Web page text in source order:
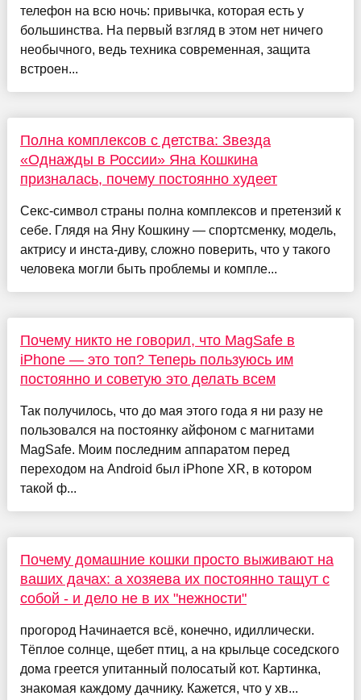
телефон на всю ночь: привычка, которая есть у
большинства. На первый взгляд в этом нет ничего
необычного, ведь техника современная, защита
встроен...
Полна комплексов с детства: Звезда
«Однажды в России» Яна Кошкина
призналась, почему постоянно худеет
Секс-символ страны полна комплексов и претензий к
себе. Глядя на Яну Кошкину — спортсменку, модель,
актрису и инста-диву, сложно поверить, что у такого
человека могли быть проблемы и компле...
Почему никто не говорил, что MagSafe в
iPhone — это топ? Теперь пользуюсь им
постоянно и советую это делать всем
Так получилось, что до мая этого года я ни разу не
пользовался на постоянку айфоном с магнитами
MagSafe. Моим последним аппаратом перед
переходом на Android был iPhone XR, в котором
такой ф...
Почему домашние кошки просто выживают на
ваших дачах: а хозяева их постоянно тащут с
собой - и дело не в их "нежности"
прогород Начинается всё, конечно, идиллически.
Тёплое солнце, щебет птиц, а на крыльце соседского
дома греется упитанный полосатый кот. Картинка,
знакомая каждому дачнику. Кажется, что у хв...